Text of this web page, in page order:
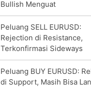
Bullish Menguat
Peluang SELL EURUSD:
Rejection di Resistance,
Terkonfirmasi Sideways
Peluang BUY EURUSD:
di Support, Masih Bisa